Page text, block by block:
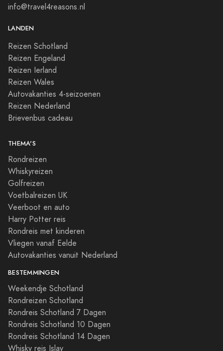
info@travel4reasons.nl
LANDEN
Reizen Schotland
Reizen Engeland
Reizen Ierland
Reizen Wales
Autovakanties 4-seizoenen
Reizen Nederland
Brievenbus cadeau
THEMA'S
Rondreizen
Whiskyreizen
Golfreizen
Voetbalreizen UK
Veerboot en auto
Harry Potter reis
Rondreis met kinderen
Vliegen vanaf Eelde
Autovakanties vanuit Nederland
BESTEMMINGEN
Weekendje Schotland
Rondreizen Schotland
Rondreis Schotland 7 Dagen
Rondreis Schotland 10 Dagen
Rondreis Schotland 14 Dagen
Whisky reis Islay